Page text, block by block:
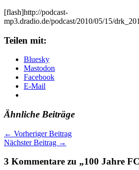
[flash]http://podcast-
mp3.dradio.de/podcast/2010/05/15/
Teilen mit:
Bluesky
Mastodon
Facebook
E-Mail
Ähnliche Beiträge
← Vorheriger Beitrag
Nächster Beitrag →
3 Kommentare zu „100 Jahre